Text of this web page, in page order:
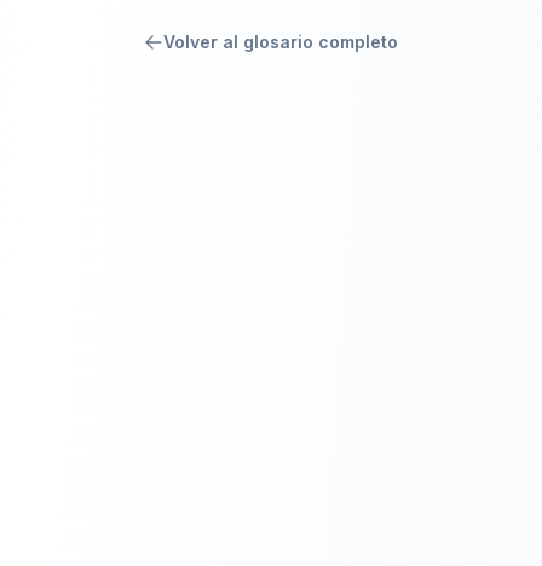
Volver al glosario completo